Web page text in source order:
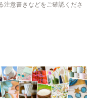
注意書きなどをご確認くださ